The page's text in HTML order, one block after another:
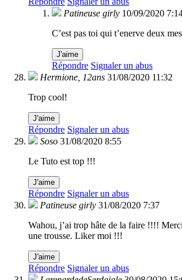
Patineuse girly 10/09/2020
C’est pas toi qui t’enerve deux
J'aime
Répondre Signaler un abus
Hermione, 12ans 31/08/2020 11:32
Trop cool!
J'aime
Répondre Signaler un abus
Soso 31/08/2020 8:55
Le Tuto est top !!!
J'aime
Répondre Signaler un abus
Patineuse girly 31/08/2020 7:37
Wahou, j’ai trop hâte de la faire !!!!
une trousse. Liker moi !!!
J'aime
Répondre Signaler un abus